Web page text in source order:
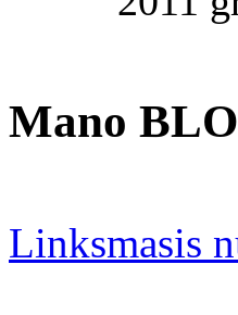
Mano
Linksmasis